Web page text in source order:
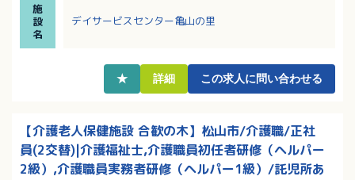
・手芸や書道、将棋など、あなたの特技が業務に活か
・マイカー通勤OK！無料駐車場完備！
施
設
名
デイサービスセンター亀山の里
★ 詳細 この求人に問い合わせる
【介護老人保健施設 合歓の木】松山市/介護職/正社
員(2交替)|介護福祉士,介護職員初任者研修（ヘルパー
2級）,介護職員実務者研修（ヘルパー1級）/託児所あ